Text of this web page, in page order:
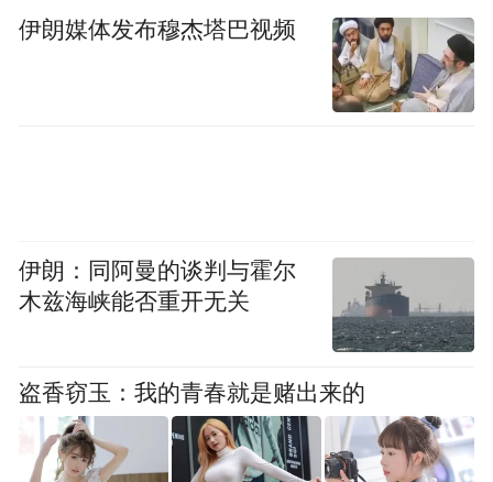
新华社电（记者刘铮王文迪）中国人民银行
研究局首席经济学家马骏15日表示，国际货
IMF新近发布关于中国经济的“第四条款磋商”
年度报告，报告预计今年中国GDP增速为
6.8％，希望明年的政策能够支持GDP增速达
到6％到6.5％。根据IMF章程第四条，IMF每
年会向其成员经济体派遣工作小组，就当地
伊朗媒体发布穆杰塔巴视频
伊朗：同阿曼的谈判与霍尔
木兹海峡能否重开无关
盗香窃玉：我的青春就是赌出来的